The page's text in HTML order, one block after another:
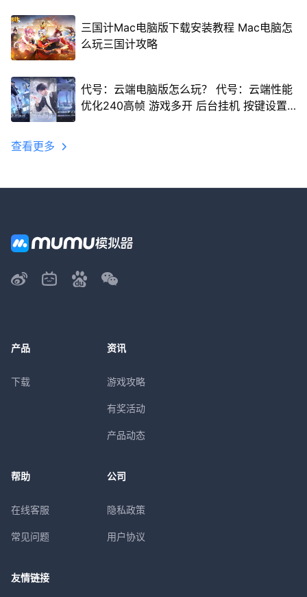
三国计Mac电脑版下载安装教程 Mac电脑怎
么玩三国计攻略
代号：云端电脑版怎么玩？ 代号：云端性能
优化240高帧 游戏多开 后台挂机 按键设置
查看更多
产品
下载
资讯
游戏攻略
有奖活动
产品动态
帮助
在线客服
常见问题
公司
隐私政策
用户协议
友情链接